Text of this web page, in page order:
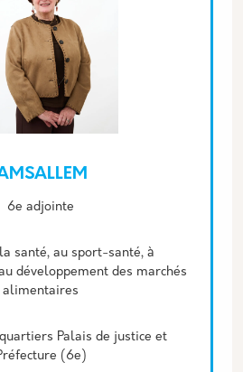
6e adjointe
santé, au sport-santé, à
développement des marchés
alimentaires
Palais de justice et
(6e)